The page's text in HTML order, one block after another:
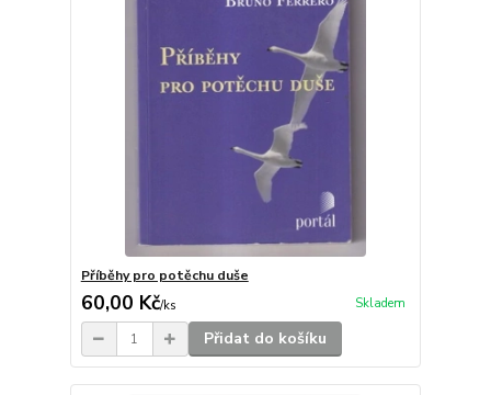
Příběhy pro potěchu duše
60,00 Kč/ks Skladem
Přidat do košíku